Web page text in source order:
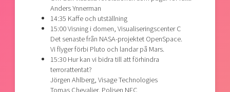
Anders Ynnerman
14:35 Kaffe och utställning
15:00 Visning i domen, Visualiseringscenter C
Det senaste från NASA-projektet OpenSpace.
Vi flyger förbi Pluto och landar på Mars.
15:30 Hur kan vi bidra till att förhindra
terrorattentat?
Jörgen Ahlberg, Visage Technologies